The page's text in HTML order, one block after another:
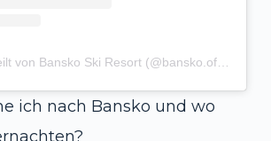
Ein Beitrag geteilt von Bansko Ski Resort (@bansko.official)
ich nach Bansko und wo